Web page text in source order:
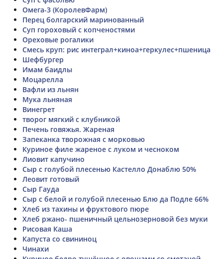
Омега-3 (КоролевФарм)
Перец болгарский маринованный
Суп гороховый с копченостями
Ореховые рогалики
Смесь круп: рис интеграл+киноа+геркулес+пшеница
Шефбургер
Имам баидлы
Моцарелла
Вафли из льнян
Мука льняная
Винегрет
творог мягкий с клубникой
Печень говяжья. Жареная
Запеканка творожная с морковью
Куриное филе жареное с луком и чесноком
Лиовит капучино
Сыр с голубой плесенью Кастелло Донаблю 50%
Леовит готовый
Сыр Гауда
Сыр с белой и голубой плесенью Блю да Подле 66%
Хлеб из тахины и фруктового пюре
Хлеб ржано- пшеничный цельнозерновой без муки
Рисовая Каша
Капуста со свининоц
Чинахи